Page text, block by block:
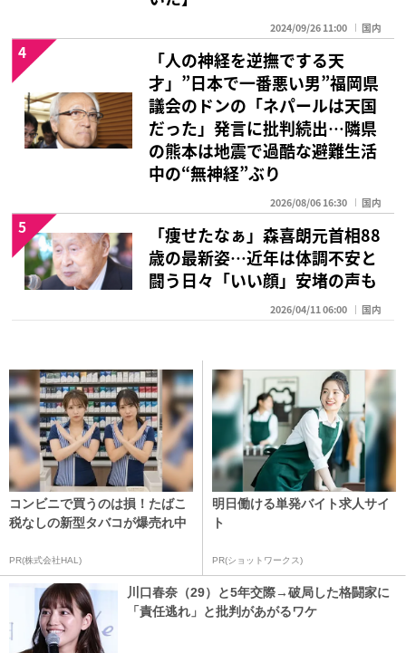
2024/09/26 11:00 国内
「人の神経を逆撫でする天
才」”日本で一番悪い男”福岡県
議会のドンの「ネパールは天国
だった」発言に批判続出…隣県
の熊本は地震で過酷な避難生活
中の“無神経”ぶり
2026/08/06 16:30 国内
4
「痩せたなぁ」森喜朗元首相88
歳の最新姿…近年は体調不安と
闘う日々「いい顔」安堵の声も
2026/04/11 06:00 国内
5
コンビニで買うのは損！たばこ
税なしの新型タバコが爆売れ中
PR(株式会社HAL)
明日働ける単発バイト求人サイ
ト
PR(ショットワークス)
川口春奈（29）と5年交際→破局した格闘家に
「責任逃れ」と批判があがるワケ